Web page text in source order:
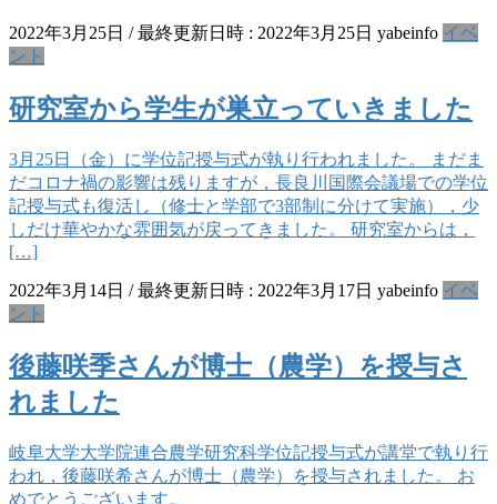
2022年3月25日 / 最終更新日時 : 2022年3月25日 yabeinfo イベ
ント
研究室から学生が巣立っていきました
3月25日（金）に学位記授与式が執り行われました。 まだま
だコロナ禍の影響は残りますが，長良川国際会議場での学位
記授与式も復活し（修士と学部で3部制に分けて実施），少
しだけ華やかな雰囲気が戻ってきました。 研究室からは，
[…]
2022年3月14日 / 最終更新日時 : 2022年3月17日 yabeinfo イベ
ント
後藤咲季さんが博士（農学）を授与さ
れました
岐阜大学大学院連合農学研究科学位記授与式が講堂で執り行
われ，後藤咲希さんが博士（農学）を授与されました。 お
めでとうございます。